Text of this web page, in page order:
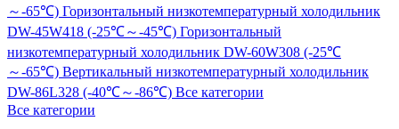
～-65℃) Горизонтальный низкотемпературный холодильник
DW-45W418 (-25℃～-45℃) Горизонтальный
низкотемпературный холодильник DW-60W308 (-25℃
～-65℃) Вертикальный низкотемпературный холодильник
DW-86L328 (-40℃～-86℃) Все категории
Все категории